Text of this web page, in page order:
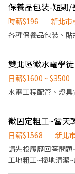
最慢一個月，試用
保） 會依學習進度
保養品包裝-短期/
時薪$196
新北市
各種保養品包裝、
雙北區徵水電學
日薪$1600 ~ $3500
水電工程配管、燈
日薪$1568
新北
請先投履歷回答問
工地粗工~掃地清潔